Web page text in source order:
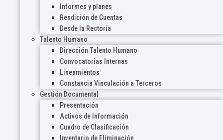
Informes y planes
Rendición de Cuentas
Desde la Rectoría
Talento Humano
Dirección Talento Humano
Convocatorias Internas
Lineamientos
Constancia Vinculación a Terceros
Gestión Documental
Presentación
Activos de Información
Cuadro de Clasificación
Inventario de Eliminación